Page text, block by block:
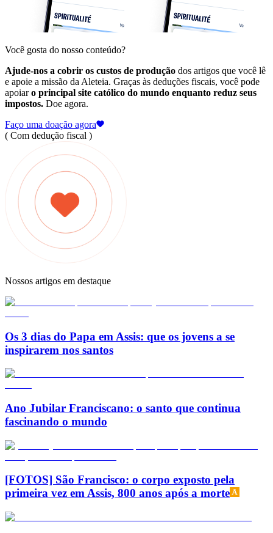
Você gosta do nosso conteúdo?
Ajude-nos a cobrir os custos de produção dos artigos que você lê
e apoie a missão da Aleteia. Graças às deduções fiscais, você pode
apoiaro principal site católico do mundo enquanto reduz seus
impostos. Doe agora.
Faço uma doação agora
( Com dedução fiscal )
Nossos artigos em destaque
Os 3 dias do Papa em Assis: que os jovens a se
inspirarem nos santos
Ano Jubilar Franciscano: o santo que continua
fascinando o mundo
[FOTOS] São Francisco: o corpo exposto pela
primeira vez em Assis, 800 anos após a morte